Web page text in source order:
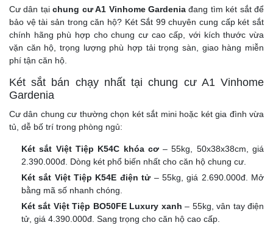
Cư dân tạichung cư A1 Vinhome Gardeniađang tìm két sắt để
bảo vệ tài sản trong căn hộ? Két Sắt 99 chuyên cung cấp két sắt
chính hãng phù hợp cho chung cư cao cấp, với kích thước vừa
vặn căn hộ, trọng lượng phù hợp tải trọng sàn, giao hàng miễn
phí tận căn hộ.
Két sắt bán chạy nhất tại chung cư A1 Vinhome
Gardenia
Cư dân chung cư thường chọn két sắt mini hoặc két gia đình vừa
tủ, dễ bố trí trong phòng ngủ:
Két sắt Việt Tiệp K54C khóa cơ– 55kg, 50x38x38cm, giá
2.390.000đ. Dòng két phổ biến nhất cho căn hộ chung cư.
Két sắt Việt Tiệp K54E điện tử– 55kg, giá 2.690.000đ. Mở
bằng mã số nhanh chóng.
Két sắt Việt Tiệp BO50FE Luxury xanh – 55kg, vân tay điện
tử, giá 4.390.000đ. Sang trọng cho căn hộ cao cấp.